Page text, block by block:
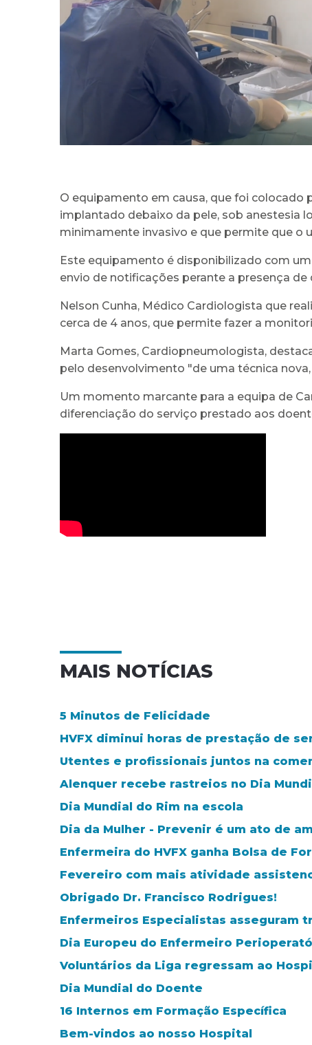
O equipamento em causa, que foi colocado
implantado debaixo da pele, sob anestesia
minimamente invasivo e que permite que o
Este equipamento é disponibilizado com
envio de notificações perante a presença
Nelson Cunha, Médico Cardiologista que
cerca de 4 anos, que permite fazer a
Marta Gomes, Cardiopneumologista,
pelo desenvolvimento "de uma técnica
Um momento marcante para a equipa de
diferenciação do serviço prestado aos
MAIS NOTÍCIAS
5 Minutos de Felicidade
HVFX diminui horas de prestação de
Utentes e profissionais juntos na
Alenquer recebe rastreios no Dia
Dia Mundial do Rim na escola
Dia da Mulher - Prevenir é um ato de
Enfermeira do HVFX ganha Bolsa de
Fevereiro com mais atividade
Obrigado Dr. Francisco Rodrigues!
Enfermeiros Especialistas asseguram
Dia Europeu do Enfermeiro
Voluntários da Liga regressam ao
Dia Mundial do Doente
16 Internos em Formação Específica
Bem-vindos ao nosso Hospital